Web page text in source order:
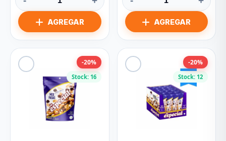
Stock: 16
-20%
Stock: 12
-20%